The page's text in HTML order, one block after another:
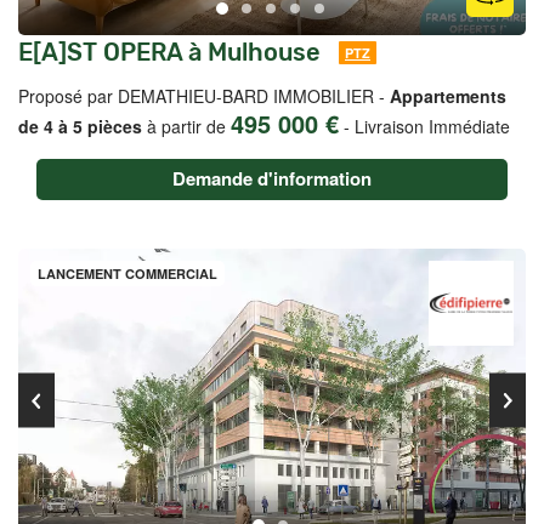
E[A]ST OPERA à Mulhouse PTZ
Proposé par DEMATHIEU-BARD IMMOBILIER - Appartements
de 4 à 5 pièces à partir de 495 000 € - Livraison Immédiate
Demande d'information
LANCEMENT COMMERCIAL